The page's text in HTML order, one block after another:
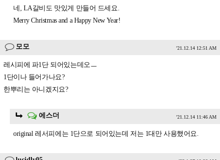
네, LA갈비도 맛있게 만들어 드세요.
Merry Christmas and a Happy New Year!
모모 '21.12.14 12:51 AM
레시피에 파1단 되어있는데오ㅡ
1단이나 들어가나요?
한뿌리는 아니겠지요?
에스더 '21.12.14 11:46 AM
original 레서피에는 1단으로 되어있는데 저는 1대만 사용했어요.